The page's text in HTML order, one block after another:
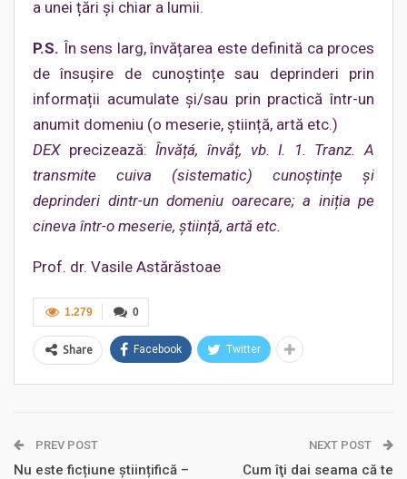
a unei țări și chiar a lumii.
P.S. În sens larg, învățarea este definită ca proces
de însușire de cunoștințe sau deprinderi prin
informații acumulate și/sau prin practică într-un
anumit domeniu (o meserie, știință, artă etc.)
DEXprecizează:Învățá, învắț, vb. I. 1. Tranz. A
transmite cuiva (sistematic) cunoștințe și
deprinderi dintr-un domeniu oarecare; a iniția pe
cineva într-o meserie, știință, artă etc.
Prof. dr. Vasile Astărăstoae
0
1.279
Share Facebook Twitter
PREV POST
Nu este ficțiune științifică –
NEXT POST
Cum îţi dai seama că te